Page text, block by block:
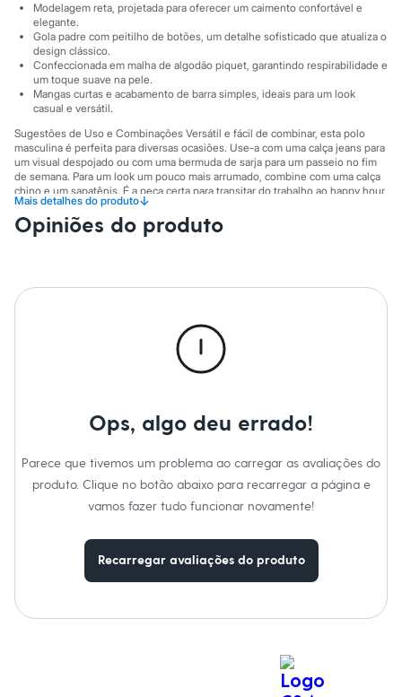
Shorts e Bermudas
Tops
Moda íntima
Calcinhas
Cintas e Modeladores
Meias
Pijamas
Sutiãs e Tops
Moda praia
Biquínis
Maiôs
Saídas de praia
Personagens
Plus size
Blusas e Camisetas
Jeans
Moda esportiva
Camisas
Calças
Camisetas e Regatas
Casacos e Jaquetas
Bolsas e Mochilas
Cintos
Carteiras
Modelagem reta, projetada para oferecer um caimento confortável e
elegante.
Gola padre com peitilho de botões, um detalhe sofisticado que atualiza o
design clássico.
Confeccionada em malha de algodão piquet, garantindo respirabilidade e
um toque suave na pele.
Mangas curtas e acabamento de barra simples, ideais para um look
casual e versátil.
Sugestões de Uso e Combinações Versátil e fácil de combinar, esta polo
masculina é perfeita para diversas ocasiões. Use-a com uma calça jeans para
um visual despojado ou com uma bermuda de sarja para um passeio no fim
de semana. Para um look um pouco mais arrumado, combine com uma calça
chino e um sapatênis. É a peça certa para transitar do trabalho ao happy hour
com muito estilo.
A gente se encontra na C&A! ❤
Mais detalhes do produto↓
Opiniões do produto
Ops, algo deu errado!
Parece que tivemos um problema ao carregar as avaliações do
produto. Clique no botão abaixo para recarregar a página e
vamos fazer tudo funcionar novamente!
Recarregar avaliações do produto